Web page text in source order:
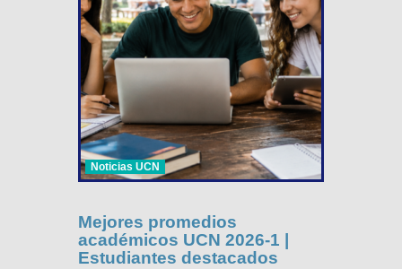
Noticias UCN
Mejores promedios
académicos UCN 2026-1 |
Estudiantes destacados